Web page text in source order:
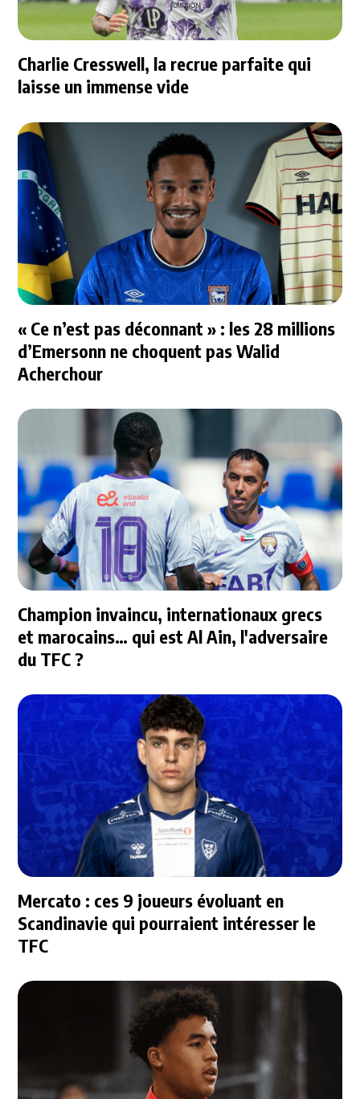
Charlie Cresswell, la recrue parfaite qui
laisse un immense vide
« Ce n’est pas déconnant » : les 28 millions
d’Emersonn ne choquent pas Walid
Acherchour
Champion invaincu, internationaux grecs
et marocains… qui est Al Ain, l'adversaire
du TFC ?
Mercato : ces 9 joueurs évoluant en
Scandinavie qui pourraient intéresser le
TFC